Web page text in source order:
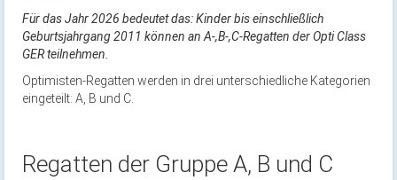
Für das Jahr 2026 bedeutet das: Kinder bis einschließlich
Geburtsjahrgang 2011 können an A-,B-,C-Regatten der Opti Class
GER teilnehmen.
Optimisten-Regatten werden in drei unterschiedliche Kategorien
eingeteilt: A, B und C.
Regatten der Gruppe A, B und C